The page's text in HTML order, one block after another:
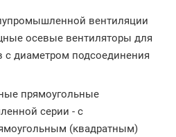
вентиляции
осевые вентиляторы для
с диаметром подсоединения
прямоугольные
серии - с
(квадратным)